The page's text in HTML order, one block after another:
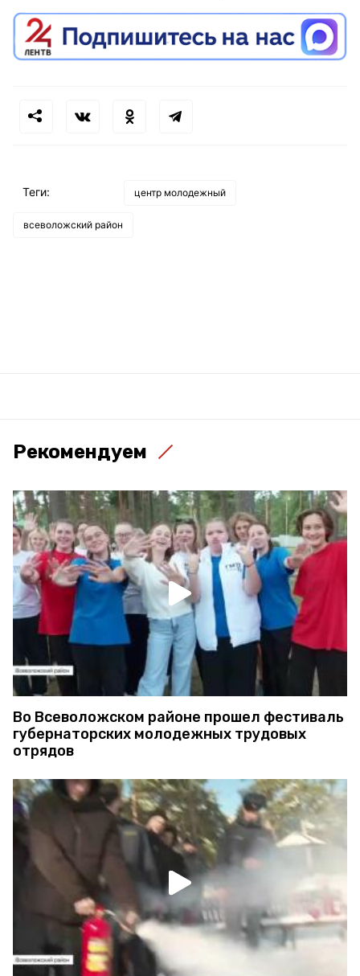
Теги: центр молодежный
всеволожский район
Рекомендуем
Во Всеволожском районе прошел фестиваль
губернаторских молодежных трудовых
отрядов